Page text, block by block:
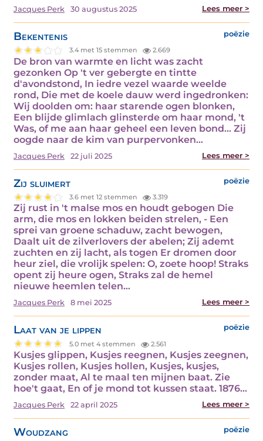
Jacques Perk 30 augustus 2025 Lees meer >
Bekentenis poëzie
3.4 met 15 stemmen 2.669
De bron van warmte en licht was zacht
gezonken Op 't ver gebergte en tintte
d'avondstond, In iedre vezel waarde weelde
rond, Die met de koele dauw werd ingedronken:
Wij doolden om: haar starende ogen blonken,
Een blijde glimlach glinsterde om haar mond, 't
Was, of me aan haar geheel een leven bond... Zij
oogde naar de kim van purpervonken…
Jacques Perk 22 juli 2025 Lees meer >
Zij sluimert poëzie
3.6 met 12 stemmen 3.319
Zij rust in 't malse mos en houdt gebogen Die
arm, die mos en lokken beiden strelen, - Een
sprei van groene schaduw, zacht bewogen,
Daalt uit de zilverlovers der abelen; Zij ademt
zuchten en zij lacht, als togen Er dromen door
heur ziel, die vrolijk spelen: O, zoete hoop! Straks
opent zij heure ogen, Straks zal de hemel
nieuwe heemlen telen…
Jacques Perk 8 mei 2025 Lees meer >
Laat van je lippen poëzie
5.0 met 4 stemmen 2.561
Kusjes glippen, Kusjes reegnen, Kusjes zeegnen,
Kusjes rollen, Kusjes hollen, Kusjes, kusjes,
zonder maat, Al te maal ten mijnen baat. Zie
hoe't gaat, En of je mond tot kussen staat. 1876…
Jacques Perk 22 april 2025 Lees meer >
Woudzang poëzie